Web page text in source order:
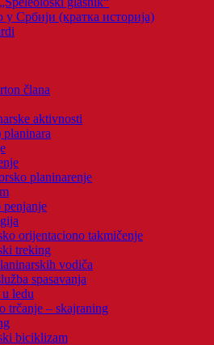
Србији (кратка историја)
člana
aktivnosti
planinarenje
penjanje
orijentaciono takmičenje
treking
vodiča
spasavanja
ledu
trčanje – skajraning
biciklizam